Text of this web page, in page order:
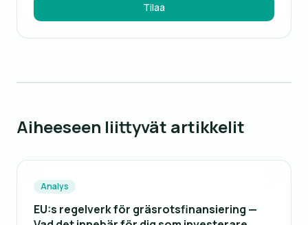
Tilaa
Aiheeseen liittyvät artikkelit
Analys
EU:s regelverk för gräsrotsfinansiering —